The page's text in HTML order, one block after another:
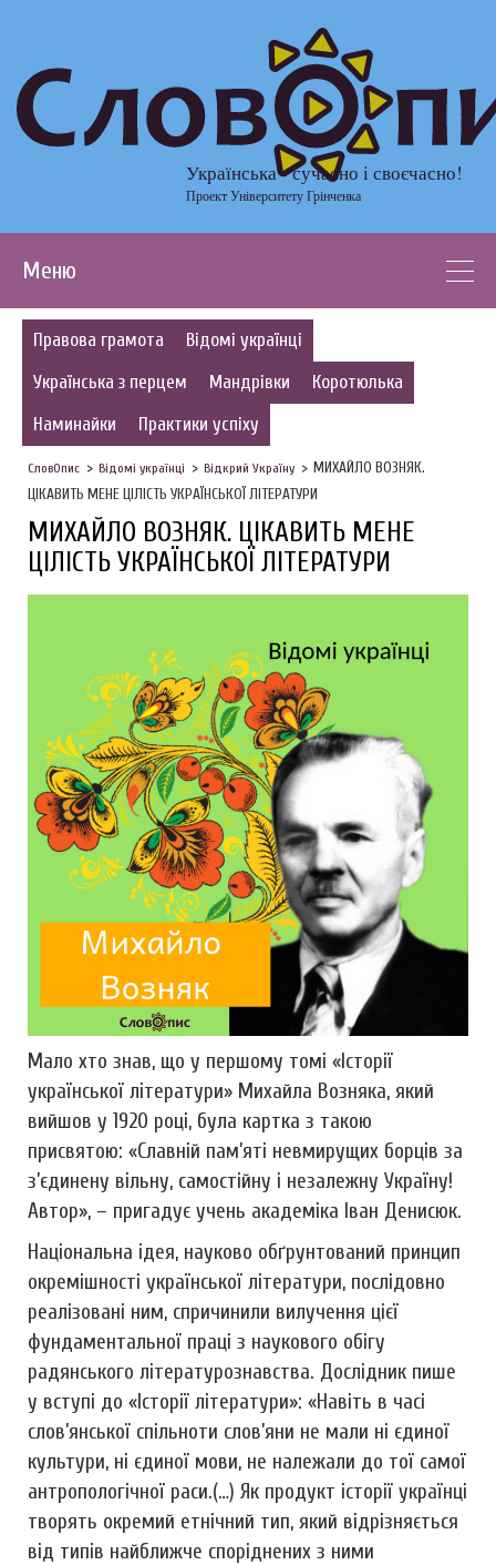
Українська - сучасно і своєчасно!
Проект Університету Грінченка
Меню
Правова грамота
Відомі українці
Українська з перцем
Мандрівки
Коротюлька
Наминайки
Практики успіху
СловОпис Відомі українці Відкрий Україну
МИХАЙЛО ВОЗНЯК.
ЦІКАВИТЬ МЕНЕ ЦІЛІСТЬ УКРАЇНСЬКОЇ ЛІТЕРАТУРИ
МИХАЙЛО ВОЗНЯК. ЦІКАВИТЬ МЕНЕ
ЦІЛІСТЬ УКРАЇНСЬКОЇ ЛІТЕРАТУРИ
Мало хто знав, що у першому томі «Історії
української літератури» Михайла Возняка, який
вийшов у 1920 році, була картка з такою
присвятою: «Славній пам’яті невмирущих борців за
з’єдинену вільну, самостійну і незалежну Україну!
Автор», – пригадує учень академіка Іван Денисюк.
Національна ідея, науково обґрунтований принцип
окремішності української літератури, послідовно
реалізовані ним, спричинили вилучення цієї
фундаментальної праці з наукового обігу
радянського літературознавства. Дослідник пише
у вступі до «Історії літератури»: «Навіть в часі
слов’янської спільноти слов’яни не мали ні єдиної
культури, ні єдиної мови, не належали до тої самої
антропологічної раси.(…) Як продукт історії українці
творять окремий етнічний тип, який відрізняється
від типів найближче споріднених з ними